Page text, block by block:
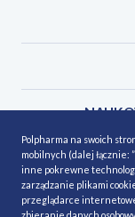
Polpharma na swoich
mobilnych (dalej łącznie:
inne pokrewne
zarządzanie plikami
przeglądarce